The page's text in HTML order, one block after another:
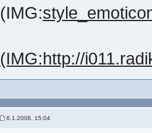
(IMG:
(IMG:http://
6.1.2008, 15:04